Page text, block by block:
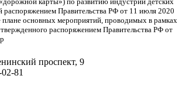
распоряжением Правительства РФ от 11 июля 2020
основных мероприятий, проводимых в рамках
распоряжением Правительства РФ от
проспект, 9
81